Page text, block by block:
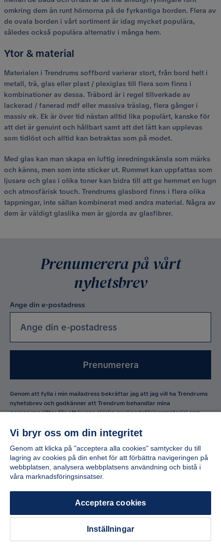
omkring dem än runt hörnorna på de fyrkantiga borden. Flera av
de ovala borden i vårt sortiment är idag mycket populära,
således också populära alternativ i många hem.
Ytor & material
Materialen i Trendrums soffbord varierar stort, från bord helt i
metall, trä, glas eller plast / plexiglas till flera som finns i
kombinationer av dessa. Träbord är i regel tillverkade av
lackerad / fanerad mdf eller massiva träslag, flera gånger i
massiv ek. Ek är över tid nästan alltid lika populärt, kanske för
att det är genuint och hållbart samt att det lätt kan upplevas
som tidlöst och alltid kan betraktas som på modet.
Med glas kan man skapa en luftig inredningskänsla som märks
och känns, men som inte sticker ut. Rummet kan uppfattas som
ljusare och glas i olika toner kan bidra till att ge hemmet en lugn
och atmosfärisk touch. Trendrums glasbord finns i flera olika
tappningar, inte sällan kombinerat med andra material. Några av
dem är väldigt glaslika men är gjorda av glasfibrer.
Prenumerera på vårt
nyhetsbrev
Ange din e-postadress
Prenumerera
Genom att fylla i min mailadress bekräftar jag att jag vill ha Trendrums
nyhetsbrev och godkänner att Trendrum behandlar mina
personuppgifter för att kunna skicka marknadsföringsmaterial som
Ja, tack! Jag vill även skapa ett konto till Mina
sidor.
Allt detta och mycket mer:
•Dina köp samlade på ett ställe
Personliga erbjudanden
•Kostnadsfritt och helt digitalt
Vi bryr oss om din integritet
Genom att klicka på "acceptera alla cookies" samtycker du till
lagring av cookies på din enhet för att förbättra navigeringen på
webbplatsen, analysera webbplatsens användning och bistå i
våra marknadsföringsinsatser.
Acceptera cookies
Inställningar